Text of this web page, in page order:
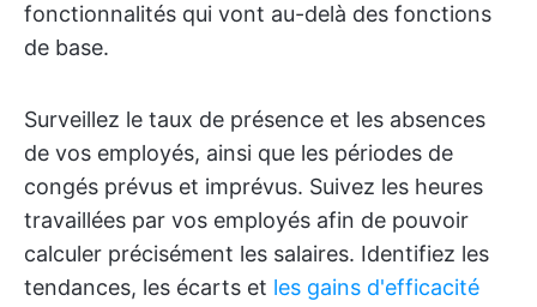
fonctionnalités qui vont au-delà des fonctions
de base.
Surveillez le taux de présence et les absences
de vos employés, ainsi que les périodes de
congés prévus et imprévus. Suivez les heures
travaillées par vos employés afin de pouvoir
calculer précisément les salaires. Identifiez les
tendances, les écarts et les gains d'efficacité